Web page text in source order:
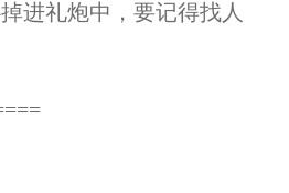
礼炮中，要记得找人